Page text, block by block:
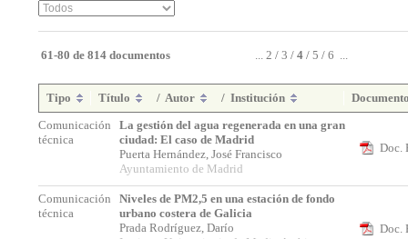
61-80 de 814 documentos ... 2 / 3 / 4 / 5 / 6 ...
Tipo Título / Autor / Institución
Comunicación
técnica
La gestión del agua regenerada en una gran
ciudad: El caso de Madrid
Puerta Hernández, José Francisco
Ayuntamiento de Madrid
Doc.
Comunicación
técnica
Niveles de PM2,5 en una estación de fondo
urbano costera de Galicia
Prada Rodríguez, Darío
Doc.